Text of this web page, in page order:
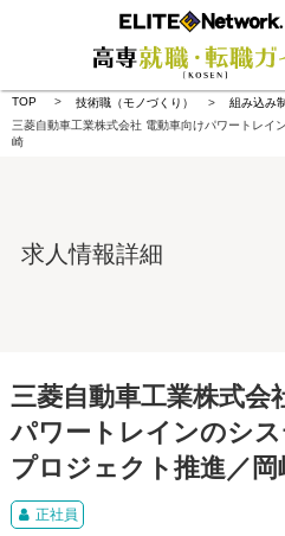
TOP 技術職（モノづくり）
組み込み
三菱自動車工業株式会社 電動車向けパワートレイ
崎
求人情報詳細
三菱自動車工業株式会
パワートレインのシ
プロジェクト推進／岡
正社員